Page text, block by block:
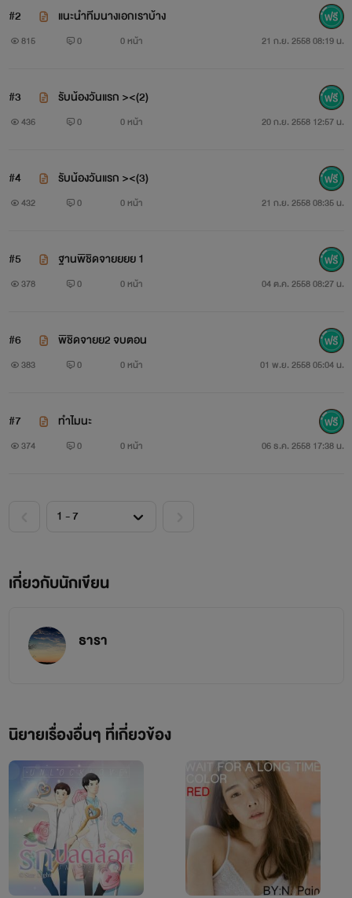
4.อานันท์ วัฒนารัตนตระกูล
5.นภัทร วัฒนารัตนตระกูล
ชอบพวก5คุณชายเท่าไหร่เพราะเกลียดขี้หน้า
ตัวป่วน
#2 แนะนำทีมนางเอกเราบ้าง
815 0 0 หน้า 21 ก.ย. 2558 08:19 น.
#3 รับน้องวันแรก ><(2)
436 0 0 หน้า 20 ก.ย. 2558 12:57 น.
#4 รับน้องวันแรก ><(3)
432 0 0 หน้า 21 ก.ย. 2558 08:35 น.
#5 ฐานพิชิดจายยยย 1
378 0 0 หน้า 04 ต.ค. 2558 08:27 น.
#6 พิชิดจายย2 จบตอน
383 0 0 หน้า 01 พ.ย. 2558 05:04 น.
#7 ทำไมนะ
374 0 0 หน้า 06 ธ.ค. 2558 17:38 น.
เกี่ยวกับนักเขียน
ธารา
นิยายเรื่องอื่นๆ ที่เกี่ยวข้อง